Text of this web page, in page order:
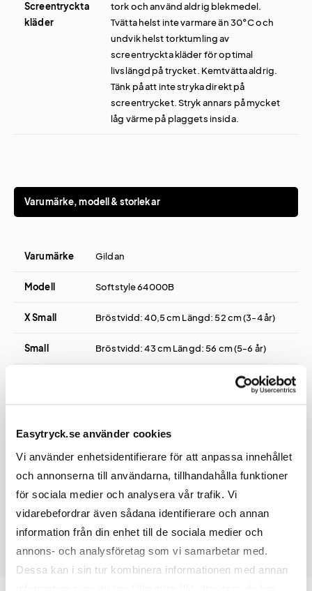
Easytryck.se använder cookies
Vi använder enhetsidentifierare för att anpassa innehållet
och annonserna till användarna, tillhandahålla funktioner
för sociala medier och analysera vår trafik. Vi
vidarebefordrar även sådana identifierare och annan
information från din enhet till de sociala medier och
annons- och analysföretag som vi samarbetar med.
Dessa kan i sin tur kombinera informationen med annan
Screentryckta
kläder
tork och använd aldrig blekmedel.
Tvätta helst inte varmare än 30°C och
undvik helst torktumling av
screentryckta kläder för optimal
livslängd på trycket. Kemtvätta aldrig.
Tänk på att inte stryka direkt på
screentrycket. Stryk annars på mycket
låg värme på plaggets insida.
Varumärke, modell & storlekar
Varumärke Gildan
Modell Softstyle 64000B
X Small Bröstvidd: 40,5 cm Längd: 52 cm (3-4 år)
Small Bröstvidd: 43 cm Längd: 56 cm (5-6 år)
Bröstvidd: 45,5 cm Längd: 59,5 cm (7-8 år)
Extra
Large
Bröstvidd: 51 cm Längd: 67,5 cm (12-13 år)